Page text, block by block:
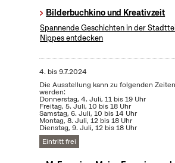
Bilderbuchkino und Kreativzeit
Spannende Geschichten in der
Nippes entdecken
4. bis9.7.2024
Die Ausstellung kann zu folgenden
werden:
Donnerstag, 4. Juli, 11 bis 19 Uhr
Freitag, 5. Juli, 10 bis 18 Uhr
Samstag, 6. Juli, 10 bis 14 Uhr
Montag, 8. Juli, 12 bis 18 Uhr
Dienstag, 9. Juli, 12 bis 18 Uhr
Eintritt frei